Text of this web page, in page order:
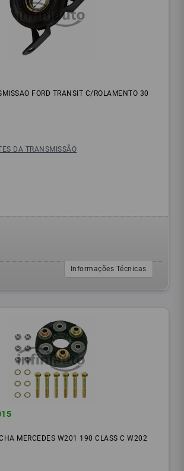
FORD TRANSIT C/ROLAMENTO 30
DA TRANSMISSÃO
Informações Técnicas
MERCEDES W201 190 CLASS C W202